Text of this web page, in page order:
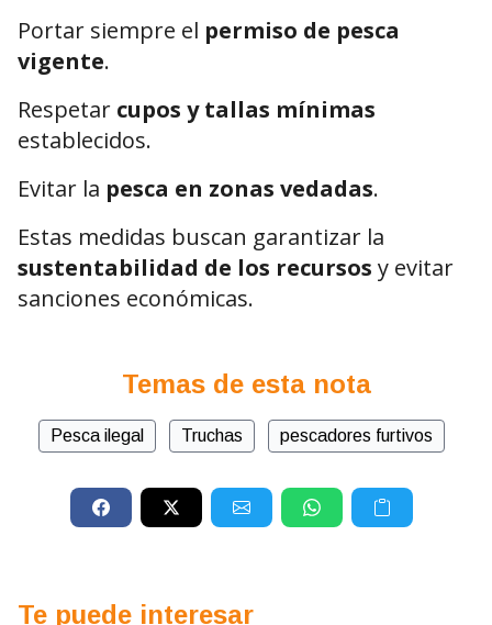
Portar siempre el permiso de pesca
vigente.
Respetar cupos y tallas mínimas
establecidos.
Evitar la pesca en zonas vedadas.
Estas medidas buscan garantizar la
sustentabilidad de los recursos y evitar
sanciones económicas.
Temas de esta nota
Pesca ilegal Truchas pescadores furtivos
Te puede interesar